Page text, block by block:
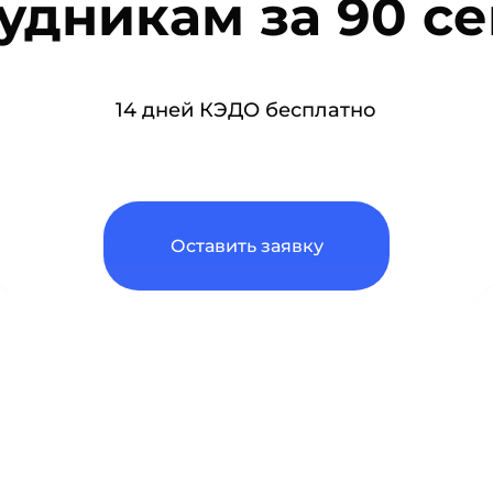
14 дней КЭДО бесплатно
за 90
Оставить заявку